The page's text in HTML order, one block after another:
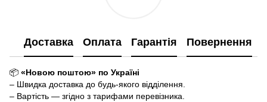
Доставка Оплата Гарантія Повернення
📦 «Новою поштою» по Україні
– Швидка доставка до будь-якого відділення.
– Вартість — згідно з тарифами перевізника.